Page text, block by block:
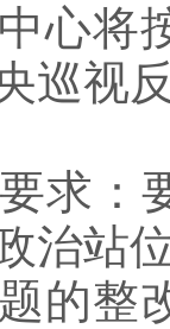
心将
巡视
：要
治站
的整